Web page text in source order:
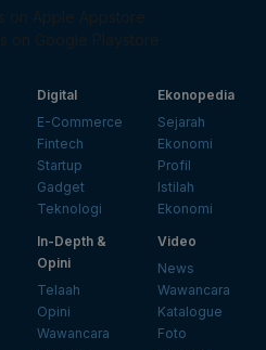
Digital
E-Commerce
Fintech
Startup
Gadget
Teknologi
Ekonopedia
Sejarah
Ekonomi
Profil
Istilah
Ekonomi
In-Depth &
Opini
Telaah
Opini
Wawancara
Video
News
Wawancara
Katalogue
Foto